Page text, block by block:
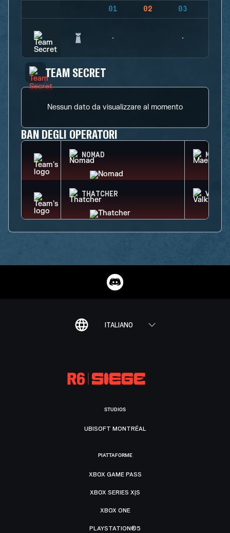
01 02 03
TEAM SECRET
Nessun dato da visualizzare al momento
BAN DEGLI OPERATORI
NOMAD
THATCHER
ITALIANO
STUDIOS
UBISOFT MONTRÉAL
PIATTAFORME
XBOX GAME PASS
XBOX SERIES X|S
XBOX ONE
PLAYSTATION®5